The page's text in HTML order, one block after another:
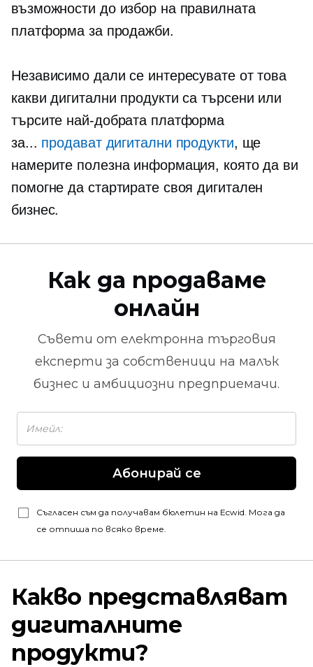
възможности до избор на правилната
платформа за продажби.
Независимо дали се интересувате от това
какви дигитални продукти са търсени или
търсите най-добрата платформа
за... продават дигитални продукти, ще
намерите полезна информация, която да ви
помогне да стартирате своя дигитален
бизнес.
Как да продаваме
онлайн
Съвети от електронна търговия
експерти за собственици на малък
бизнес и амбициозни предприемачи.
Абонирай се
Съгласен съм да получавам бюлетин на Ecwid. Мога да
се отпиша по всяко време.
Какво представляват
дигиталните
продукти?